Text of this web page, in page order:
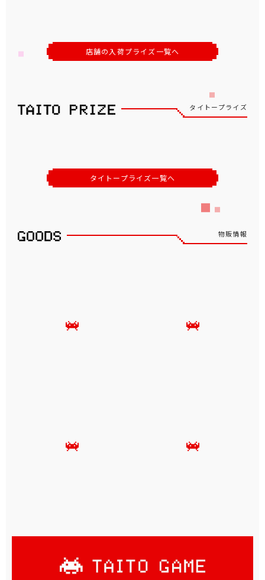
店舗の入荷プライズ一覧へ
タイトープライズ
タイトープライズ一覧へ
物販情報